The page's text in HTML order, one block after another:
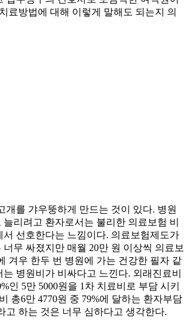
료방법에 대해 이렇게 말해도 되는지 의
개를 갸우뚱하게 만드는 것이 있다. 병원
리려고 환자로서는 불리한 의료보험 비
서 선호한다는 느낌이다. 의료보험제도가
무 싸졌지만 매월 20만 원 이상씩 의료보
겨우 한두 번 병원에 가는 건강한 필자 같
병원비가 비싸다고 느낀다. 외래진료비
인 5만 5000원을 1차 치료비로 부담 시키
총6만 4770원 중 79%에 달하는 환자부담
고 하는 것은 너무 심하다고 생각한다.